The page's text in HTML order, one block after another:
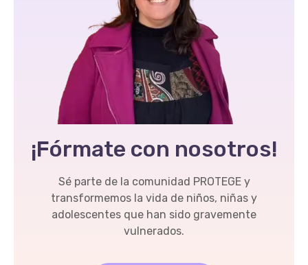
¡Fórmate con nosotros!
Sé parte de la comunidad PROTEGE y
transformemos la vida de niños, niñas y
adolescentes que han sido gravemente
vulnerados.